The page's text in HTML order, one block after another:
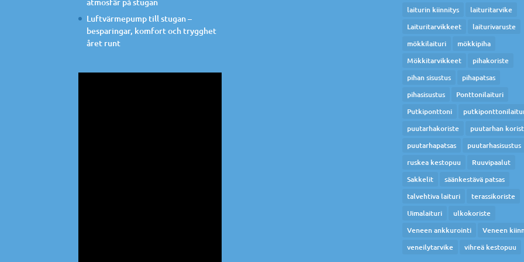
atmosfär på stugan
Luftvärmepump till stugan –
besparingar, komfort och trygghet
året runt
laiturin kiinnitys
laituritarvike
Laituritarvikkeet
laiturivaruste
mökkilaituri
mökkipiha
Mökkitarvikkeet
pihakoriste
pihan sisustus
pihapatsas
pihasisustus
Ponttonilaituri
Putkiponttoni
puutarhakoriste
puutarhan
puutarhapatsas
puutarhasisustus
ruskea kestopuu
Ruuvipaalut
Sakkelit
säänkestävä patsas
talvehtiva laituri
terassikoriste
Uimalaituri
ulkokoriste
Veneen ankkurointi
Veneen
veneilytarvike
vihreä kestopuu